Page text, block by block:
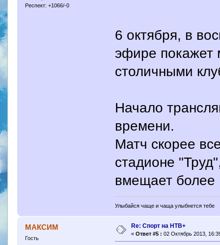
Респект: +1066/-0
6 октября, в
эфире покажет
столичными
Начало
времени.
Матч скорее
стадионе
вмещает более
Улыбайся чаще и чаща улыбнется тебе
МАКСИМ
Гость
Re: Спорт на НТВ+
« Ответ #5 : 02 Октябрь 2013,